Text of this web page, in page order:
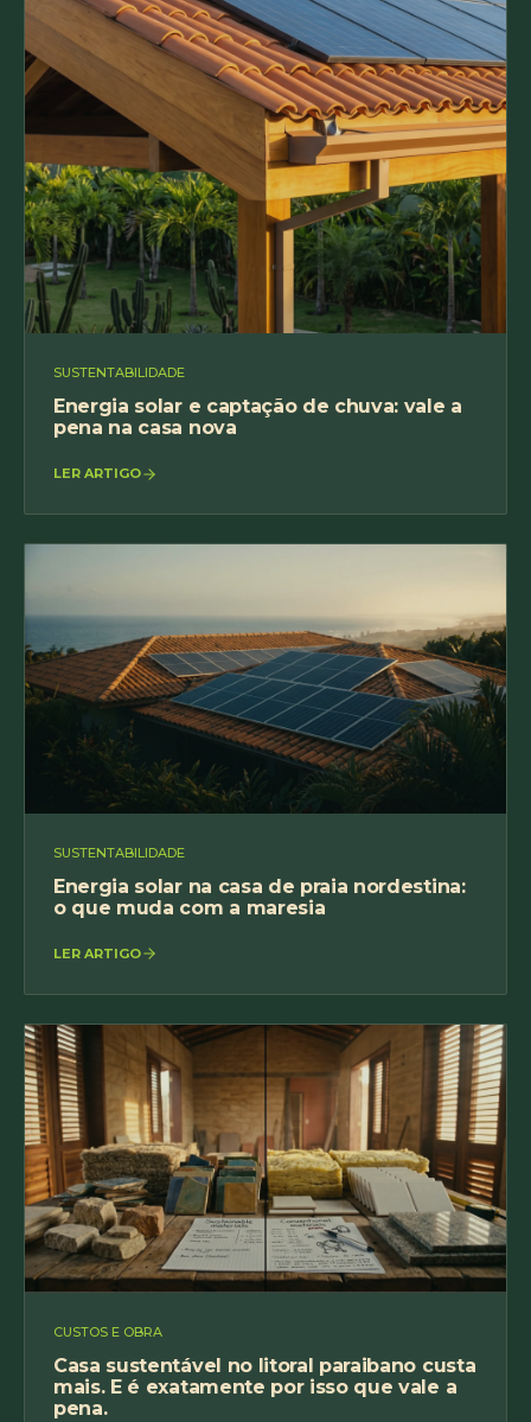
SUSTENTABILIDADE
Energia solar e captação de chuva: vale a
pena na casa nova
LER ARTIGO
SUSTENTABILIDADE
Energia solar na casa de praia nordestina:
o que muda com a maresia
LER ARTIGO
CUSTOS E OBRA
Casa sustentável no litoral paraibano custa
mais. E é exatamente por isso que vale a
pena.